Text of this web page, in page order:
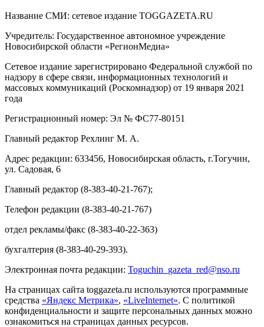
Название СМИ: cетевое издание TOGGAZETA.RU
Учредитель: Государственное автономное учреждение
Новосибирской области «РегионМедиа»
Сетевое издание зарегистрировано Федеральной службой по
надзору в сфере связи, информационных технологий и
массовых коммуникаций (Роскомнадзор) от 19 января 2021
года
Регистрационный номер: Эл № ФС77-80151
Главный редактор Рехлинг М. А.
Адрес редакции: 633456, Новосибирская область, г.Тогучин,
ул. Садовая, 6
Главный редактор (8-383-40-21-767);
Телефон редакции (8-383-40-21-767)
отдел рекламы/факс (8-383-40-22-363)
бухгалтерия (8-383-40-29-393).
Электронная почта редакции: Toguchin gazeta red@nso.ru
На страницах сайта toggazeta.ru используются программные
средства «Яндекс Метрика», «LiveInternet». С политикой
конфиденциальности и защите персональных данных можно
ознакомиться на страницах данных ресурсов.